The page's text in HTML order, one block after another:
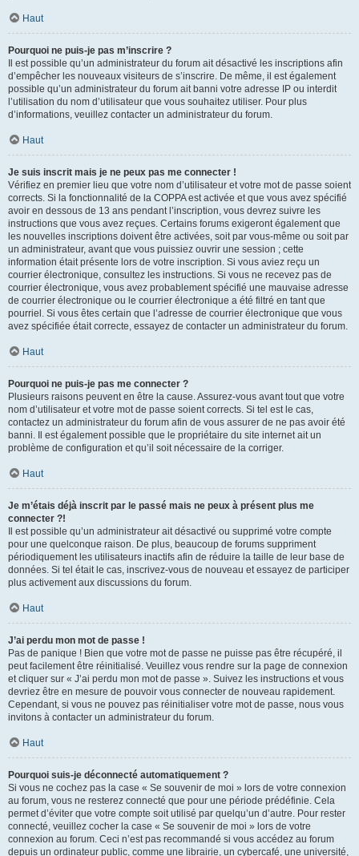
Haut
Pourquoi ne puis-je pas m’inscrire ?
Il est possible qu’un administrateur du forum ait désactivé les inscriptions afin
d’empêcher les nouveaux visiteurs de s’inscrire. De même, il est également
possible qu’un administrateur du forum ait banni votre adresse IP ou interdit
l’utilisation du nom d’utilisateur que vous souhaitez utiliser. Pour plus
d’informations, veuillez contacter un administrateur du forum.
Haut
Je suis inscrit mais je ne peux pas me connecter !
Vérifiez en premier lieu que votre nom d’utilisateur et votre mot de passe soient
corrects. Si la fonctionnalité de la COPPA est activée et que vous avez spécifié
avoir en dessous de 13 ans pendant l’inscription, vous devrez suivre les
instructions que vous avez reçues. Certains forums exigeront également que
les nouvelles inscriptions doivent être activées, soit par vous-même ou soit par
un administrateur, avant que vous puissiez ouvrir une session ; cette
information était présente lors de votre inscription. Si vous aviez reçu un
courrier électronique, consultez les instructions. Si vous ne recevez pas de
courrier électronique, vous avez probablement spécifié une mauvaise adresse
de courrier électronique ou le courrier électronique a été filtré en tant que
pourriel. Si vous êtes certain que l’adresse de courrier électronique que vous
avez spécifiée était correcte, essayez de contacter un administrateur du forum.
Haut
Pourquoi ne puis-je pas me connecter ?
Plusieurs raisons peuvent en être la cause. Assurez-vous avant tout que votre
nom d’utilisateur et votre mot de passe soient corrects. Si tel est le cas,
contactez un administrateur du forum afin de vous assurer de ne pas avoir été
banni. Il est également possible que le propriétaire du site internet ait un
problème de configuration et qu’il soit nécessaire de la corriger.
Haut
Je m’étais déjà inscrit par le passé mais ne peux à présent plus me
connecter ?!
Il est possible qu’un administrateur ait désactivé ou supprimé votre compte
pour une quelconque raison. De plus, beaucoup de forums suppriment
périodiquement les utilisateurs inactifs afin de réduire la taille de leur base de
données. Si tel était le cas, inscrivez-vous de nouveau et essayez de participer
plus activement aux discussions du forum.
Haut
J’ai perdu mon mot de passe !
Pas de panique ! Bien que votre mot de passe ne puisse pas être récupéré, il
peut facilement être réinitialisé. Veuillez vous rendre sur la page de connexion
et cliquer sur « J’ai perdu mon mot de passe ». Suivez les instructions et vous
devriez être en mesure de pouvoir vous connecter de nouveau rapidement.
Cependant, si vous ne pouvez pas réinitialiser votre mot de passe, nous vous
invitons à contacter un administrateur du forum.
Haut
Pourquoi suis-je déconnecté automatiquement ?
Si vous ne cochez pas la case « Se souvenir de moi » lors de votre connexion
au forum, vous ne resterez connecté que pour une période prédéfinie. Cela
permet d’éviter que votre compte soit utilisé par quelqu’un d’autre. Pour rester
connecté, veuillez cocher la case « Se souvenir de moi » lors de votre
connexion au forum. Ceci n’est pas recommandé si vous accédez au forum
depuis un ordinateur public, comme une librairie, un cybercafé, une université,